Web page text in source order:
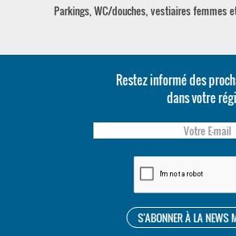
Parkings, WC/douches, vestiaires femmes
Restez informé des
dans votre